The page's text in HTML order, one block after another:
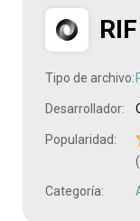
RIF
Tipo de archivo:
Desarrollador:
Popularidad:
Categoría: